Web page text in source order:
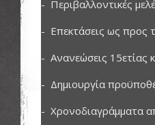
- Περιβαλλοντικές
- Επεκτάσεις ως προς
- Ανανεώσεις 15ετίας
- Δημιουργία
- Χρονοδιαγράμματα